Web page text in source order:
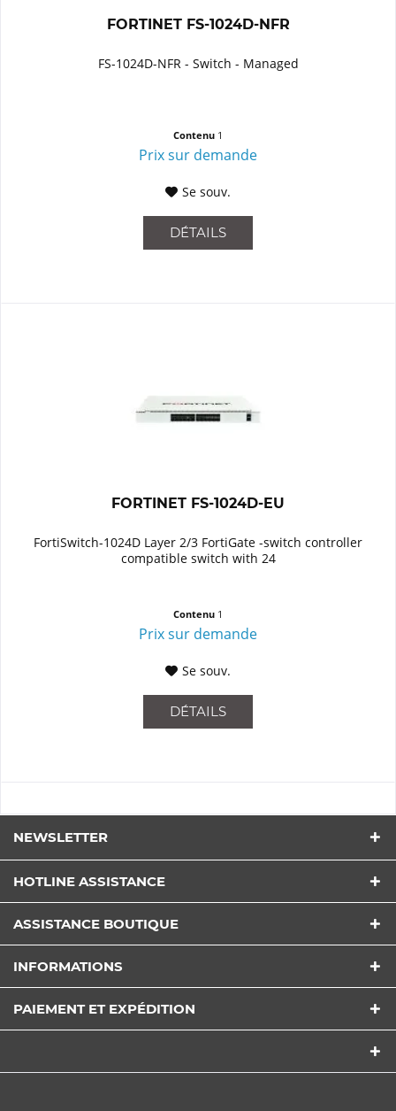
FORTINET FS-1024D-NFR
FS-1024D-NFR - Switch - Managed
Contenu 1
Prix sur demande
Se souv.
DÉTAILS
FORTINET FS-1024D-EU
FortiSwitch-1024D Layer 2/3 FortiGate -switch controller
compatible switch with 24
Contenu 1
Prix sur demande
Se souv.
DÉTAILS
NEWSLETTER
HOTLINE ASSISTANCE
ASSISTANCE BOUTIQUE
INFORMATIONS
PAIEMENT ET EXPÉDITION